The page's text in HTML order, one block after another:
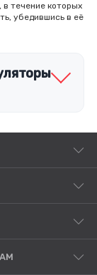
течение которых
убедившись в её